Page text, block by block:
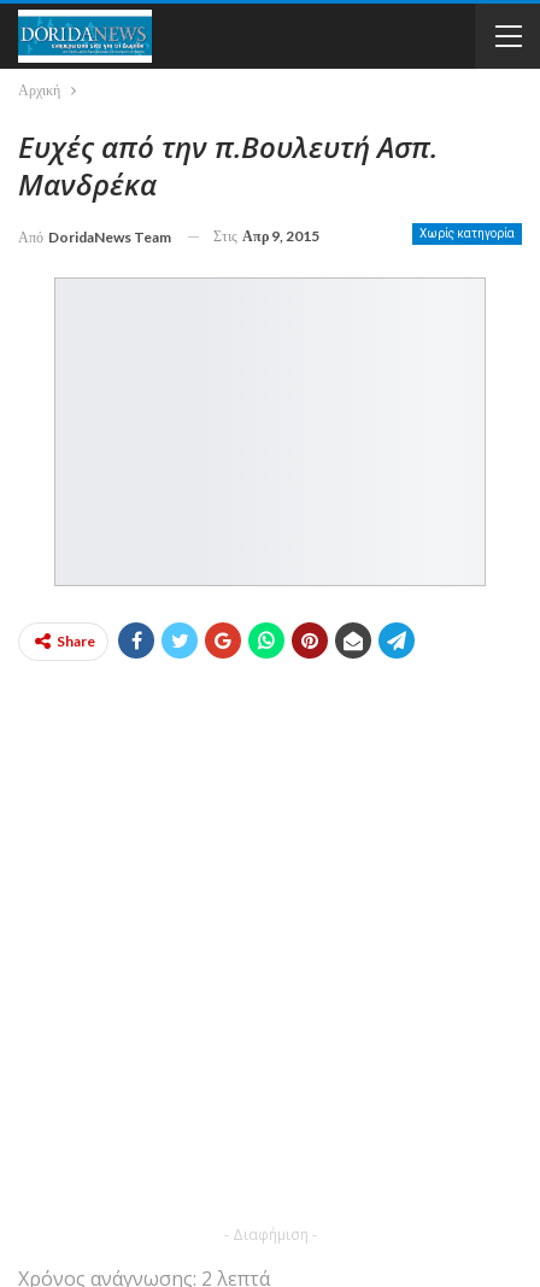
Αρχική
Ευχές από την π.Βουλευτή Ασπ.
Μανδρέκα
Χωρίς κατηγορία
Από DoridaNews Team Στις Απρ 9, 2015
Share
- Διαφήμιση -
Χρόνος ανάγνωσης: 2 λεπτά